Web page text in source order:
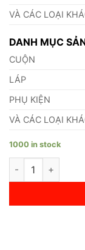
VÀ CÁC LOẠI
DANH MỤC
CUỘN
LÁP
PHỤ KIỆN
VÀ CÁC LOẠI
1000 in stock
Lục Giác Đồng